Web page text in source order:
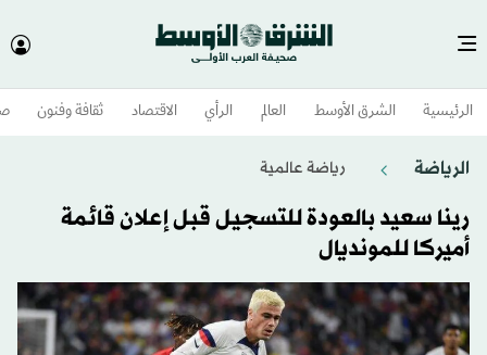
الرئيسية الشرق الأوسط​ العالم الرأي الاقتصاد ثقافة وفنون
الرياضة رياضة عالمية
رينا سعيد بالعودة للتسجيل قبل إعلان قائمة
أميركا للمونديال